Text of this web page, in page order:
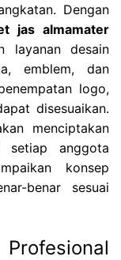
Dengan
jas almamater
layanan desain
emblem, dan
logo,
disesuaikan.
menciptakan
anggota
konsep
benar sesuai